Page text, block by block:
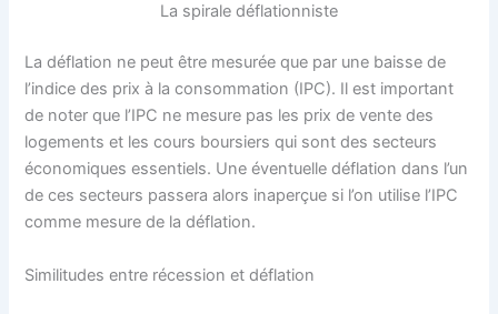
La spirale déflationniste
La déflation ne peut être mesurée que par une baisse de
l’indice des prix à la consommation (IPC). Il est important
de noter que l’IPC ne mesure pas les prix de vente des
logements et les cours boursiers qui sont des secteurs
économiques essentiels. Une éventuelle déflation dans l’un
de ces secteurs passera alors inaperçue si l’on utilise l’IPC
comme mesure de la déflation.
Similitudes entre récession et déflation